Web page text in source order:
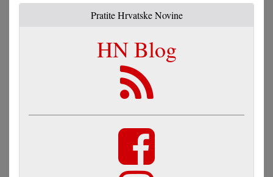
Pratite Hrvatske Novine
HN Blog